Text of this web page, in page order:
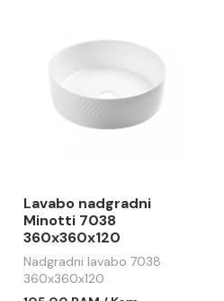
Lavabo nadgradni
Minotti 7038
360x360x120
Nadgradni lavabo 7038
360x360x120